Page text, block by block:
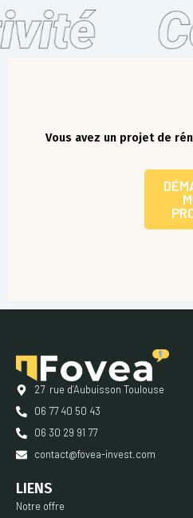
Vous avez un projet de
27 rue d’Aubuisson Toulouse
06 77 40 50 43
06 30 29 91 77
contact@fovea-invest.com
LIENS
Notre offre